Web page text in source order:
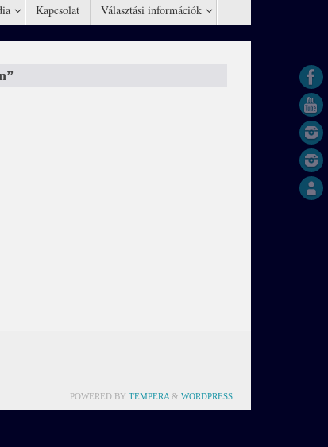
Kapcsolat Választási információk
POWERED BY TEMPERA & WORDPRESS.